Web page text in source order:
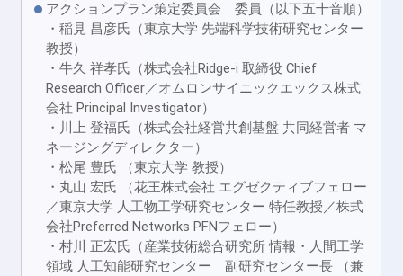
アクションプラン策定委員会 委員（以下五十音順）
・稲見 昌彦氏（東京大学 先端科学技術研究センター
教授）
・牛久 祥孝氏（株式会社Ridge-i 取締役 Chief
Research Officer／オムロンサイニックエックス株式
会社 Principal Investigator）
・川上 登福氏（株式会社経営共創基盤 共同経営者 マ
ネージングディレクター）
・松尾 豊氏 （東京大学 教授）
・丸山 宏氏 （花王株式会社 エグゼクティブフェロー
／東京大学 人工物工学研究センター 特任教授／株式
会社Preferred Networks PFNフェロー）
・村川 正宏氏（産業技術総合研究所 情報・人間工学
領域 人工知能研究センター 副研究センター長 （兼